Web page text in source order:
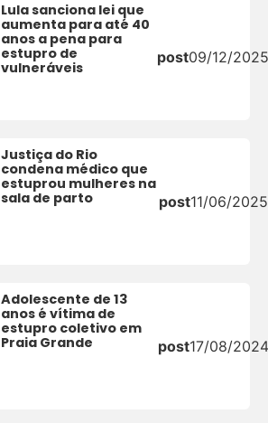
Lula sanciona lei que
aumenta para até 40
anos a pena para
estupro de
vulneráveis
post09/12/
Justiça do Rio
condena médico que
estuprou mulheres na
sala de parto
post11/06/2025
Adolescente de 13
anos é vítima de
estupro coletivo em
Praia Grande
post17/08/2024